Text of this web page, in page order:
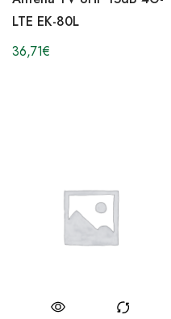
LTE EK-80L
36,71€